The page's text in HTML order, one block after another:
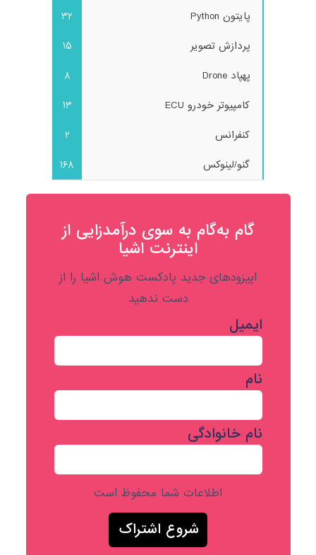
پایتون Python
32
پردازش تصویر
15
پهپاد Drone
8
کامپیوتر خودرو ECU
13
کنفرانس
2
گنو/لینوکس
168
گام به‌گام به‌ سوی درآمدزایی از
اینترنت اشیا
اپیزودهای جدید پادکست هوش اشیا را از
دست ندهید
ایمیل
نام
نام خانوادگی
اطلاعات شما محفوظ است